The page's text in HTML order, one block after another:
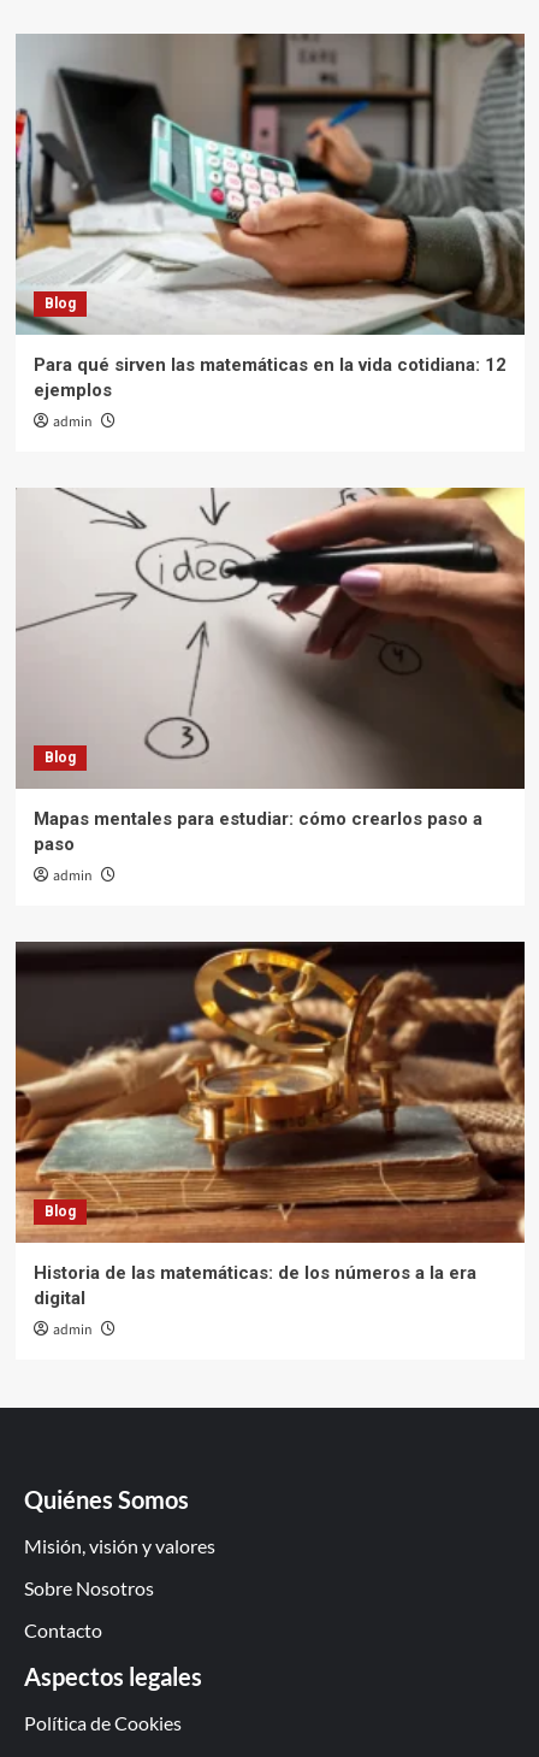
Blog
Para qué sirven las matemáticas en la vida cotidiana: 12
ejemplos
admin
Blog
Mapas mentales para estudiar: cómo crearlos paso a
paso
admin
Blog
Historia de las matemáticas: de los números a la era
digital
admin
Quiénes Somos
Misión, visión y valores
Sobre Nosotros
Contacto
Aspectos legales
Política de Cookies